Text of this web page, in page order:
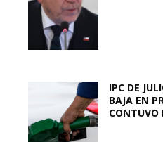
IPC DE
BAJA EN
CONTUVO